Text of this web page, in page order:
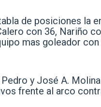
de posiciones la
con 36, Nariño
mas goleador
y José A.
frente al arco